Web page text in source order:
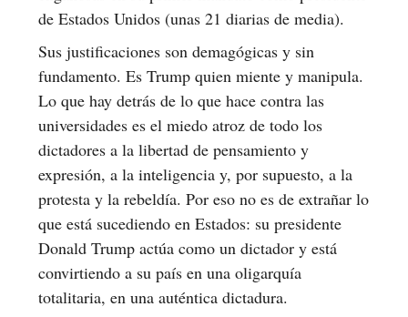
de Estados Unidos (unas 21 diarias de media).
Sus justificaciones son demagógicas y sin
fundamento. Es Trump quien miente y manipula.
Lo que hay detrás de lo que hace contra las
universidades es el miedo atroz de todo los
dictadores a la libertad de pensamiento y
expresión, a la inteligencia y, por supuesto, a la
protesta y la rebeldía. Por eso no es de extrañar lo
que está sucediendo en Estados: su presidente
Donald Trump actúa como un dictador y está
convirtiendo a su país en una oligarquía
totalitaria, en una auténtica dictadura.